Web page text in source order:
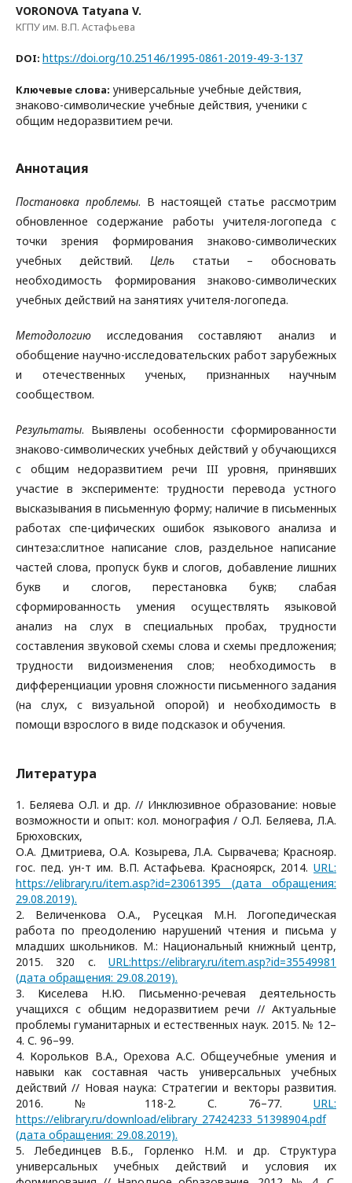
VORONOVA Tatyana V.
КГПУ им. В.П. Астафьева
DOI: https://doi.org/10.25146/1995-0861-2019-49-3-137
Ключевые слова: универсальные учебные действия,
знаково-символические учебные действия, ученики с
общим недоразвитием речи.
Аннотация
Постановка проблемы. В настоящей статье рассмотрим
обновленное содержание работы учителя-логопеда с
точки зрения формирования знаково-символических
учебных действий.Цель статьи – обосновать
необходимость формирования знаково-символических
учебных действий на занятиях учителя-логопеда.
Методологию исследования составляют анализ и
обобщение научно-исследовательских работ зарубежных
и отечественных ученых, признанных научным
сообществом.
Результаты. Выявлены особенности сформированности
знаково-символических учебных действий у обучающихся
с общим недоразвитием речи III уровня, принявших
участие в эксперименте: трудности перевода устного
высказывания в письменную форму; наличие в письменных
работах спе-цифических ошибок языкового анализа и
синтеза:слитное написание слов, раздельное написание
частей слова, пропуск букв и слогов, добавление лишних
букв и слогов, перестановка букв; слабая
сформированность умения осуществлять языковой
анализ на слух в специальных пробах, трудности
составления звуковой схемы слова и схемы предложения;
трудности видоизменения слов; необходимость в
дифференциации уровня сложности письменного задания
(на слух, с визуальной опорой) и необходимость в
помощи взрослого в виде подсказок и обучения.
Литература
1. Беляева О.Л. и др. // Инклюзивное образование: новые
возможности и опыт: кол. монография / О.Л. Беляева, Л.А.
Брюховских,
О.А. Дмитриева, О.А. Козырева, Л.А. Сырвачева; Краснояр.
гос. пед. ун-т им. В.П. Астафьева. Красноярск, 2014. URL:
https://elibrary.ru/item.asp?id=23061395 (дата обращения:
29.08.2019).
2. Величенкова О.А., Русецкая М.Н. Логопедическая
работа по преодолению нарушений чтения и письма у
младших школьников. М.: Национальный книжный центр,
2015. 320 с. URL:https://elibrary.ru/item.asp?id=35549981
(дата обращения: 29.08.2019).
3. Киселева Н.Ю. Письменно-речевая деятельность
учащихся с общим недоразвитием речи // Актуальные
проблемы гуманитарных и естественных наук. 2015. № 12–
4. С. 96–99.
4. Корольков В.А., Орехова А.С. Общеучебные умения и
навыки как составная часть универсальных учебных
действий // Новая наука: Стратегии и векторы развития.
2016. № 118-2. С. 76–77. URL:
https://elibrary.ru/download/elibrary_27424233_51398904.pdf
(дата обращения: 29.08.2019).
5. Лебединцев В.Б., Горленко Н.М. и др. Структура
универсальных учебных действий и условия их